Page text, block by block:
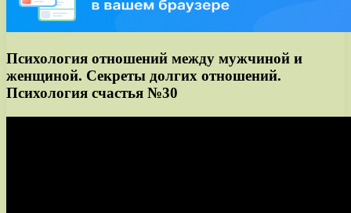
Психология отношений между мужчиной и
женщиной. Секреты долгих отношений.
Психология счастья №30